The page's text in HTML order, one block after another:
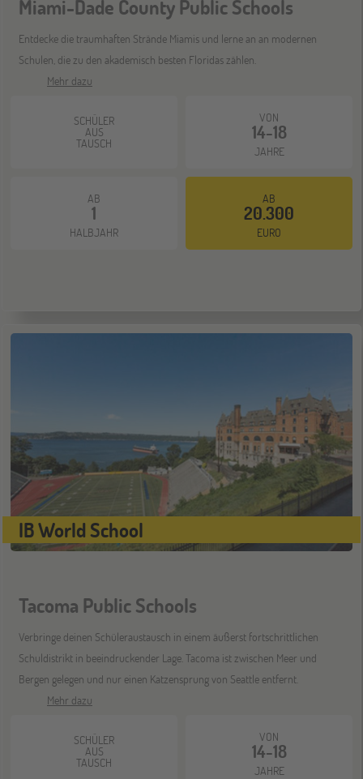
21
DEZ
ONLINE
Schüleraustausch-Infoabend (Ozeanien &
Miami-Dade County Public Schools
Entdecke die traumhaften Strände Miamis und lerne an an modernen
Schulen, die zu den akademisch besten Floridas zählen.
Mehr dazu
SCHÜLER
AUS
TAUSCH
VON
14-18
JAHRE
AB
1
HALBJAHR
AB
20.300
EURO
IB World School
Tacoma Public Schools
Verbringe deinen Schüleraustausch in einem äußerst fortschrittlichen
Schuldistrikt in beeindruckender Lage. Tacoma ist zwischen Meer und
Bergen gelegen und nur einen Katzensprung von Seattle entfernt.
Mehr dazu
SCHÜLER
AUS
TAUSCH
VON
14-18
JAHRE